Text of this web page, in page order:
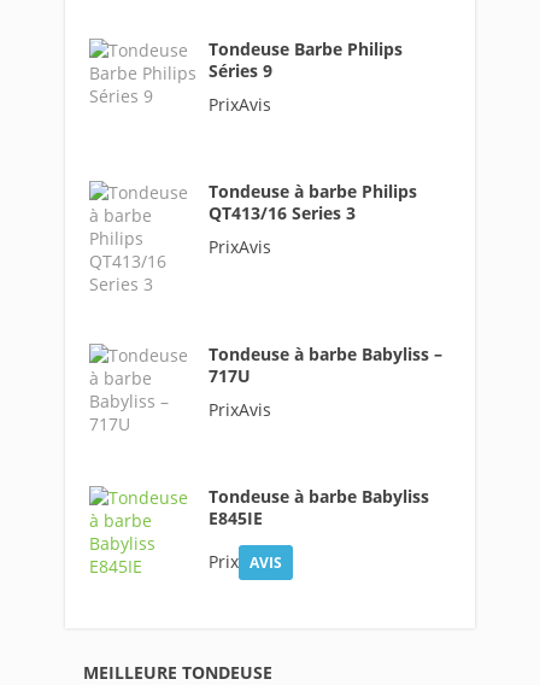
Tondeuse Barbe Philips
Séries 9
PrixAvis
Tondeuse à barbe Philips
QT413/16 Series 3
PrixAvis
Tondeuse à barbe Babyliss –
717U
PrixAvis
Tondeuse à barbe Babyliss
E845IE
Prix AVIS
MEILLEURE TONDEUSE